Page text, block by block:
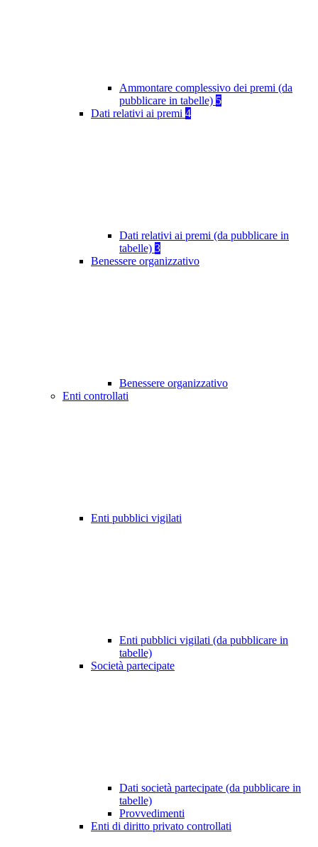
Ammontare complessivo dei premi (da
pubblicare in tabelle) 5
Dati relativi ai premi 4
Dati relativi ai premi (da pubblicare in
tabelle) 3
Benessere organizzativo
Benessere organizzativo
Enti controllati
Enti pubblici vigilati
Enti pubblici vigilati (da pubblicare in
tabelle)
Società partecipate
Dati società partecipate (da pubblicare in
tabelle)
Provvedimenti
Enti di diritto privato controllati